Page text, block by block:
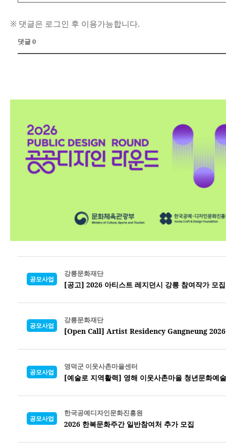
※ 댓글은 로그인 후 이용가능합니다.
댓글 0
공모사업
강릉문화재단
[공고] 2026 아티스트 레지던시 강릉 참여작가 모집
공모사업
강릉문화재단
[Open Call] Artist Residency Gangneung 2026
공모사업
영덕군 이웃사촌마을센터
[예술로 지역활력] 영해 이웃사촌마을 청년문화예
공모사업
한국공예디자인문화진흥원
2026 한복문화주간 일반참여처 추가 모집